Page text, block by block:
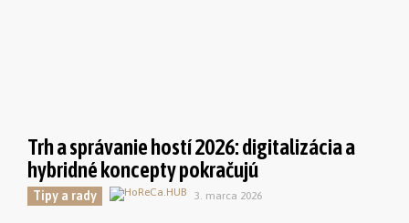
Trh a správanie hostí 2026: digitalizácia a
hybridné koncepty pokračujú
Tipy a rady 3. marca 2026